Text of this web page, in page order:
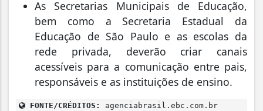
As Secretarias Municipais de Educação,
bem como a Secretaria Estadual da
Educação de São Paulo e as escolas da
rede privada, deverão criar canais
acessíveis para a comunicação entre pais,
responsáveis e as instituições de ensino.
FONTE/CRÉDITOS: agenciabrasil.ebc.com.br